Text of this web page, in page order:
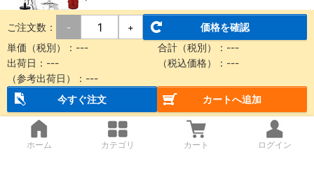
５Ｐエアーツールキ
ット
ＥＡＲＴＨ ＭＡＮ
通常価格(税別)： 5,120円
在庫品1日目
当日出荷可能
ご注文数： - +
価格を確認
単価（税別）： --- 合計（税別）： ---
出荷日： --- （税込価格）： ---
（参考出荷日）： ---
今すぐ注文
カートへ追加
ホーム カテゴリ カート ログイン